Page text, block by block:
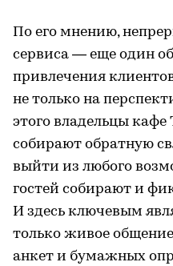
По его мнению,
сервиса — еще один
привлечения
не только на
этого владельцы кафе
собирают обратную
выйти из любого
гостей собирают и
И здесь ключевым
только живое
анкет и бумажных